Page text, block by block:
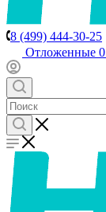
8 (499) 444-30-25
Отложенные 0